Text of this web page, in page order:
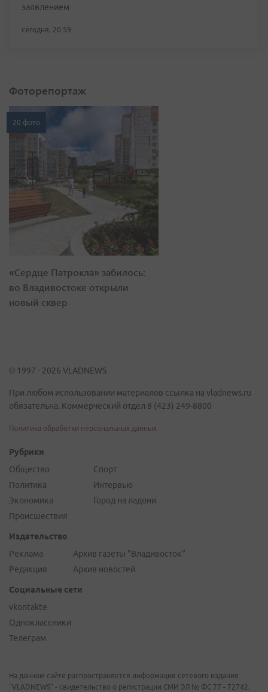
заявлением
сегодня, 20:59
Фоторепортаж
20 фото
«Сердце Патрокла» забилось:
во Владивостоке открыли
новый сквер
© 1997 - 2026 VLADNEWS
При любом использовании материалов ссылка на vladnews.ru
обязательна. Коммерческий отдел 8 (423) 249-8800
Политика обработки персональных данных
Рубрики
Общество
Политика
Экономика
Происшествия
Спорт
Интервью
Город на ладони
Издательство
Реклама
Редакция
Архив газеты "Владивосток"
Архив новостей
Социальные сети
vkontakte
Одноклассники
Телеграм
На данном сайте распространяется информация сетевого издания
"VLADNEWS" - свидетельство о регистрации СМИ ЭЛ № ФС 77 - 72742,